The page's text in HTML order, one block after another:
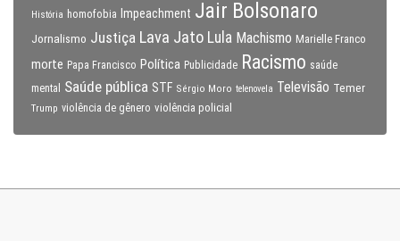
História homofobia Impeachment Jair Bolsonaro
Jornalismo Justiça Lava Jato Lula Machismo Marielle Franco
morte Papa Francisco Política Publicidade Racismo saúde
mental
Saúde pública STF Sérgio Moro telenovela Televisão Temer
Trump violência de gênero violência policial